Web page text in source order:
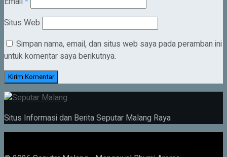
Situs Web
Simpan nama, email, dan situs web saya pada peramban ini
untuk komentar saya berikutnya.
Situs Informasi dan Berita Seputar Malang Raya